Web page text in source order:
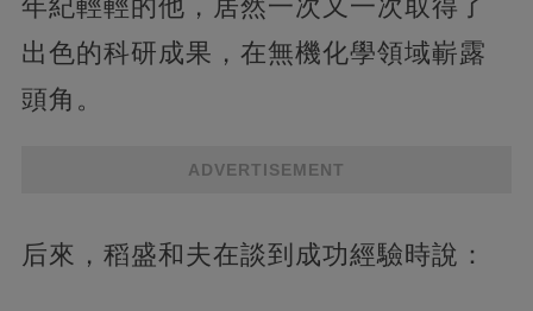
年紀輕輕的他，居然一次又一次取得了
出色的科研成果，在無機化學領域嶄露
頭角。
ADVERTISEMENT
后來，稻盛和夫在談到成功經驗時說：